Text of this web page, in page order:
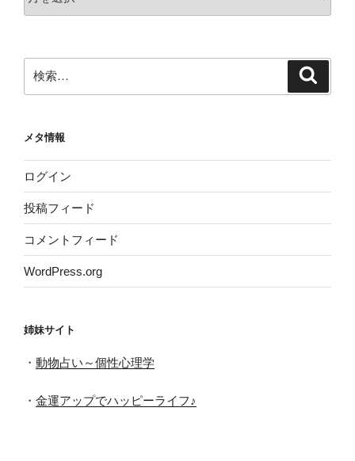
ー
索:
メタ情報
ログイン
投稿フィード
コメントフィード
WordPress.org
姉妹サイト
・ 動物占い～個性心理学
・ 金運アップでハッピーライフ♪